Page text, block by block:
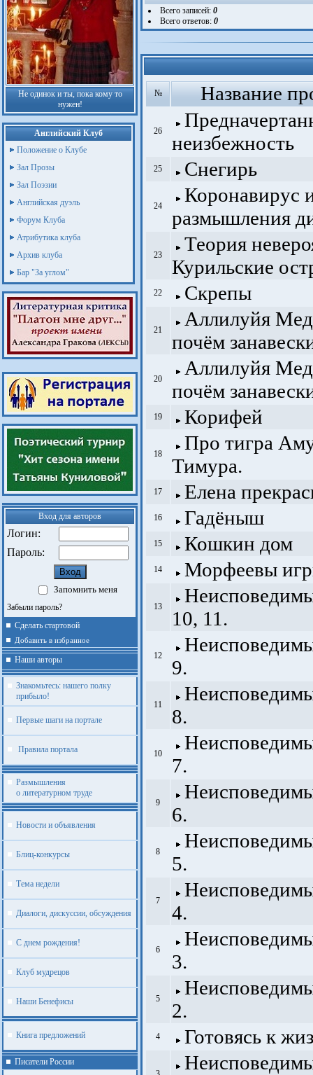
Не одинок и ты, пока кому то
нужен!
Английский Клуб
Положение о Клубе
Зал Прозы
Зал Поэзии
Английская дуэль
Форум Клуба
Атрибутика клуба
Архив клуба
Бар "За углом"
Вход для авторов
Логин:
Пароль:
Запомнить меня
Забыли пароль?
Сделать стартовой
Добавить в избранное
Наши авторы
Знакомьтесь: нашего полку
прибыло!
Первые шаги на портале
Правила портала
Размышления
о литературном труде
Новости и объявления
Блиц-конкурсы
Тема недели
Диалоги, дискуссии, обсуждения
С днем рождения!
Клуб мудрецов
Наши Бенефисы
Книга предложений
Писатели России
Всего записей: 0
Всего ответов: 0
№ Название
26
неизбежность
25 Снегирь
24
Коронавирус
размышления
23
Теория
Курильские
22 Скрепы
21
Аллилуйя
почём
20
Аллилуйя
почём
19 Корифей
18
Про тигра
Тимура.
17 Елена
16 Гадёныш
15 Кошкин дом
14 Морфеевы
13
10, 11.
12
9.
11
8.
10
7.
9
6.
8
5.
7
4.
6
3.
5
2.
4 Готовясь к